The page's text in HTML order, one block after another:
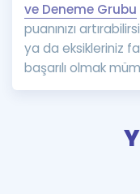
Kampanyalar
Blog
İngilizce
ve Deneme Grubu
puanınızı
ya da eksikleriniz
başarılı olmak